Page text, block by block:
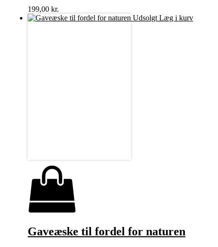
199,00 kr.
Udsolgt Læg i kurv
Gaveæske til fordel for naturen